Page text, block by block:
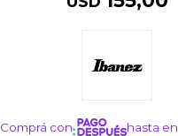
Comprá con
hasta